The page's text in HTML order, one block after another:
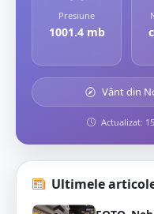
Presiune
1001.4 mb
Vânt din
Actualizat:
Ultimele